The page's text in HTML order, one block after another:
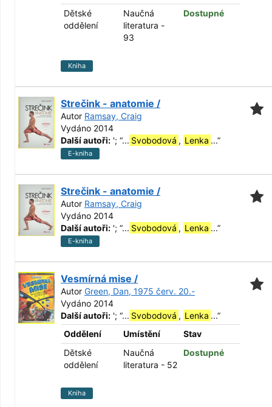
Dětské
oddělení
Naučná
literatura -
93
Dostupné
Kniha
Strečink - anatomie /
Autor Ramsay, Craig
Vydáno 2014
Další autoři: '; “... Svobodová , Lenka ...”
E-kniha
Strečink - anatomie /
Autor Ramsay, Craig
Vydáno 2014
Další autoři: '; “... Svobodová , Lenka ...”
E-kniha
Vesmírná mise /
Autor Green, Dan, 1975 červ. 20.-
Vydáno 2014
Další autoři: '; “... Svobodová , Lenka ...”
Oddělení
Umístění
Stav
Dětské
oddělení
Naučná
literatura - 52
Dostupné
Kniha